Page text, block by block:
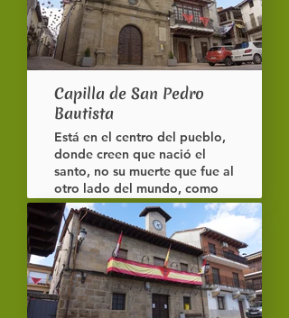
Capilla de San Pedro
Bautista
Está en el centro del pueblo,
donde creen que nació el
santo, no su muerte que fue al
otro lado del mundo, como
mártir en Japón nada más y
nada menos.
Hecha de granito, su fachada
tiene un poco de griego, de
corintio, de gótico… vamos
un mix de estilos que la hacen
cuanto menos especial.